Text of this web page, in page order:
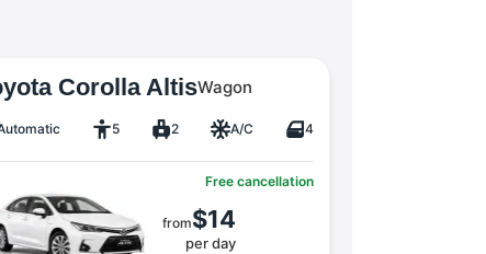
Corolla AltisWagon
5 2 A/C 4
Free cancellation
from$14
per day